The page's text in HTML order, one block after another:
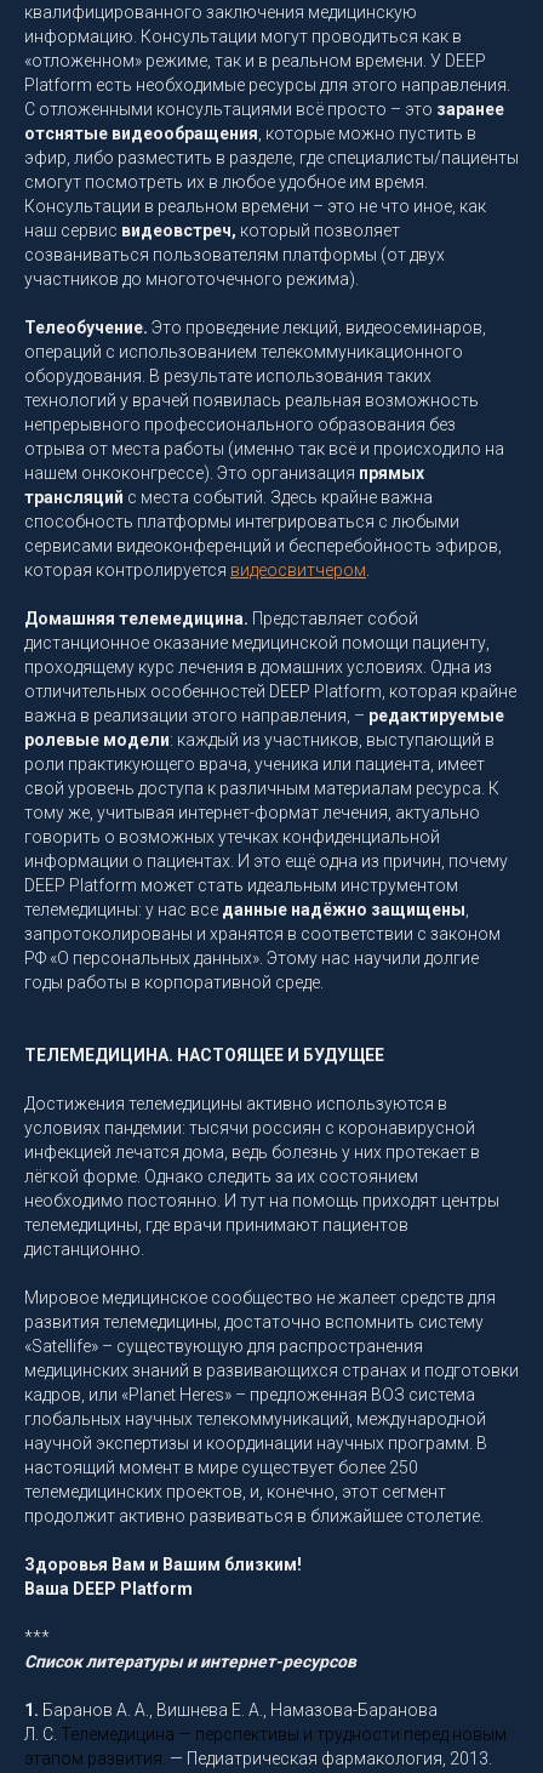
квалифицированного заключения медицинскую
информацию. Консультации могут проводиться как в
«отложенном» режиме, так и в реальном времени. У DEEP
Platform есть необходимые ресурсы для этого направления.
С отложенными консультациями всё просто – это заранее
отснятые видеообращения , которые можно пустить в
эфир, либо разместить в разделе, где специалисты/пациенты
смогут посмотреть их в любое удобное им время.
Консультации в реальном времени – это не что иное, как
наш сервис видеовстреч, который позволяет
созваниваться пользователям платформы (от двух
участников до многоточечного режима).
Телеобучение. Это проведение лекций, видеосеминаров,
операций с использованием телекоммуникационного
оборудования. В результате использования таких
технологий у врачей появилась реальная возможность
непрерывного профессионального образования без
отрыва от места работы (именно так всё и происходило на
нашем онкоконгрессе). Это организация прямых
трансляций с места событий. Здесь крайне важна
способность платформы интегрироваться с любыми
сервисами видеоконференций и бесперебойность эфиров,
которая контролируется видеосвитчером
Домашняя телемедицина. Представляет собой
дистанционное оказание медицинской помощи пациенту,
проходящему курс лечения в домашних условиях. Одна из
отличительных особенностей DEEP Platform, которая крайне
важна в реализации этого направления, – редактируемые
ролевые модели: каждый из участников, выступающий в
роли практикующего врача, ученика или пациента, имеет
свой уровень доступа к различным материалам ресурса. К
тому же, учитывая интернет-формат лечения, актуально
говорить о возможных утечках конфиденциальной
информации о пациентах. И это ещё одна из причин, почему
DEEP Platform может стать идеальным инструментом
телемедицины: у нас все данные надёжно защищены
запротоколированы и хранятся в соответствии с законом
РФ «О персональных данных». Этому нас научили долгие
годы работы в корпоративной среде.
ТЕЛЕМЕДИЦИНА. НАСТОЯЩЕЕ И БУДУЩЕЕ
Достижения телемедицины активно используются в
условиях пандемии: тысячи россиян с коронавирусной
инфекцией лечатся дома, ведь болезнь у них протекает в
лёгкой форме. Однако следить за их состоянием
необходимо постоянно. И тут на помощь приходят центры
телемедицины, где врачи принимают пациентов
дистанционно.
Мировое медицинское сообщество не жалеет средств для
развития телемедицины, достаточно вспомнить систему
«Satellife» – существующую для распространения
медицинских знаний в развивающихся странах и подготовки
кадров, или «Planet Heres» – предложенная ВОЗ система
глобальных научных телекоммуникаций, международной
научной экспертизы и координации научных программ. В
настоящий момент в мире существует более 250
телемедицинских проектов, и, конечно, этот сегмент
продолжит активно развиваться в ближайшее столетие.
Здоровья Вам и Вашим близким!
Ваша DEEP Platform
***
Список литературы и интернет-ресурсов
1. Баранов А. А., Вишнева Е. А., Намазова-Баранова
Л. С. Телемедицина — перспективы и трудности перед новым
этапом развития — Педиатрическая фармакология, 2013.